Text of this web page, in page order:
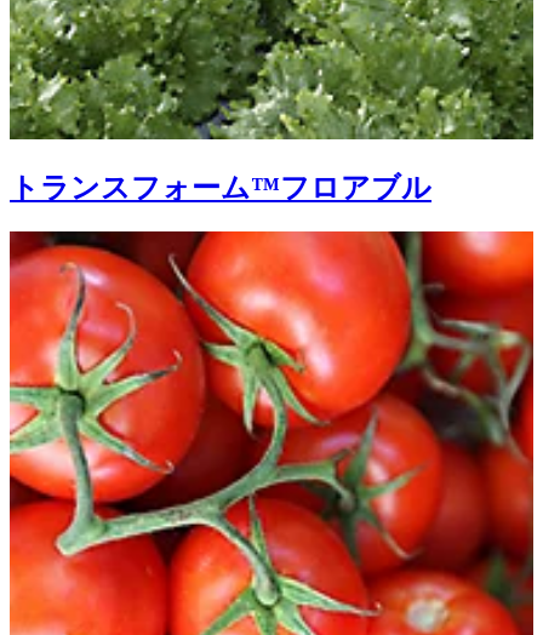
トランスフォーム™フロアブル